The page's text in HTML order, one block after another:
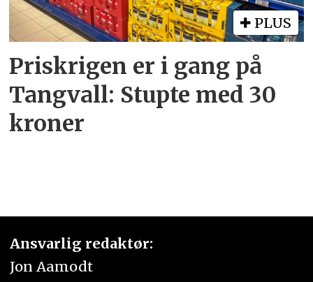
PLUS
Priskrigen er i gang på
Tangvall: Stupte med 30
kroner
Ansvarlig redaktør:
Jon Aamodt